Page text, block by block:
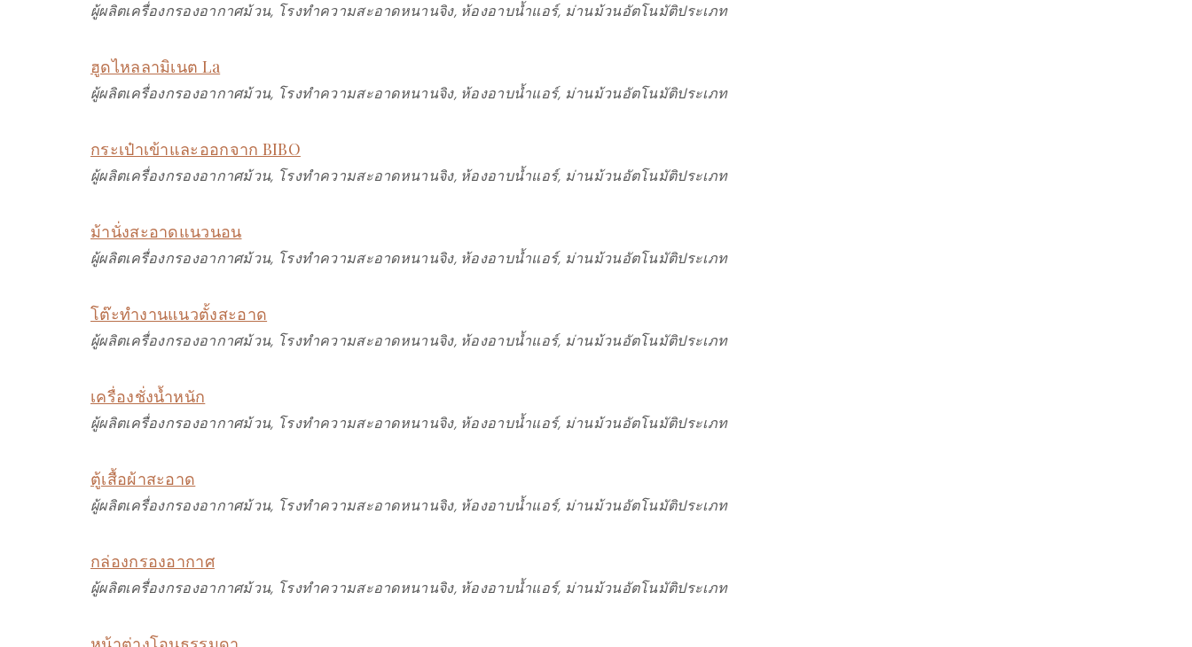
ผู้ผลิตเครื่องกรองอากาศม้วน, โรงทำความสะอาดหนานจิง, ห้องอาบน้ำแอร์, ม่านม้วนอัตโนมัติประเภท
ฮูดไหลลามิเนต La
ผู้ผลิตเครื่องกรองอากาศม้วน, โรงทำความสะอาดหนานจิง, ห้องอาบน้ำแอร์, ม่านม้วนอัตโนมัติประเภท
กระเป๋าเข้าและออกจาก BIBO
ผู้ผลิตเครื่องกรองอากาศม้วน, โรงทำความสะอาดหนานจิง, ห้องอาบน้ำแอร์, ม่านม้วนอัตโนมัติประเภท
ม้านั่งสะอาดแนวนอน
ผู้ผลิตเครื่องกรองอากาศม้วน, โรงทำความสะอาดหนานจิง, ห้องอาบน้ำแอร์, ม่านม้วนอัตโนมัติประเภท
โต๊ะทำงานแนวตั้งสะอาด
ผู้ผลิตเครื่องกรองอากาศม้วน, โรงทำความสะอาดหนานจิง, ห้องอาบน้ำแอร์, ม่านม้วนอัตโนมัติประเภท
เครื่องชั่งน้ำหนัก
ผู้ผลิตเครื่องกรองอากาศม้วน, โรงทำความสะอาดหนานจิง, ห้องอาบน้ำแอร์, ม่านม้วนอัตโนมัติประเภท
ตู้เสื้อผ้าสะอาด
ผู้ผลิตเครื่องกรองอากาศม้วน, โรงทำความสะอาดหนานจิง, ห้องอาบน้ำแอร์, ม่านม้วนอัตโนมัติประเภท
กล่องกรองอากาศ
ผู้ผลิตเครื่องกรองอากาศม้วน, โรงทำความสะอาดหนานจิง, ห้องอาบน้ำแอร์, ม่านม้วนอัตโนมัติประเภท